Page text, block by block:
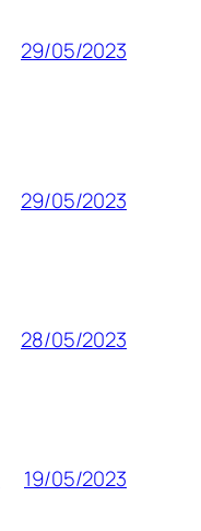
29/05/2023
29/05/2023
28/05/2023
19/05/2023